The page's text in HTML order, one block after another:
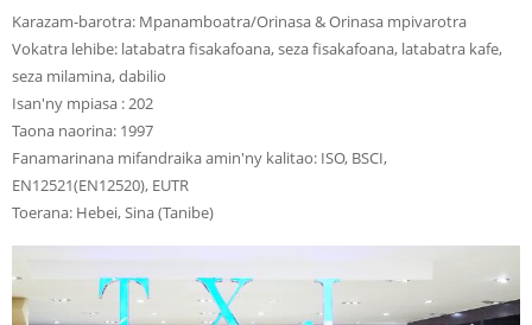
Karazam-barotra: Mpanamboatra/Orinasa & Orinasa mpivarotra
Vokatra lehibe: latabatra fisakafoana, seza fisakafoana, latabatra kafe,
seza milamina, dabilio
Isan'ny mpiasa : 202
Taona naorina: 1997
Fanamarinana mifandraika amin'ny kalitao: ISO, BSCI,
EN12521(EN12520), EUTR
Toerana: Hebei, Sina (Tanibe)